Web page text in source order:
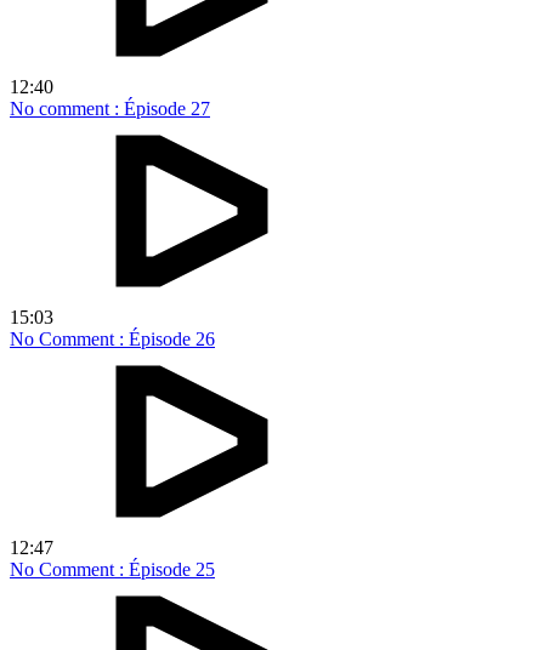
12:40
No comment : Épisode 27
15:03
No Comment : Épisode 26
12:47
No Comment : Épisode 25